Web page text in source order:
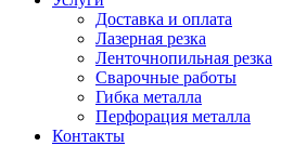
Доставка и оплата
Лазерная резка
Ленточнопильная резка
Сварочные работы
Гибка металла
Перфорация металла
Контакты